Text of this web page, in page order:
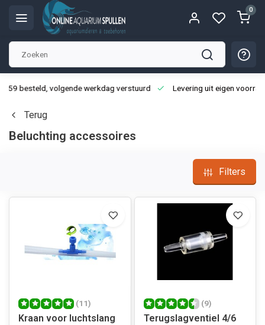
0
besteld, volgende werkdag verstuurd Levering uit eigen
Terug
Beluchting accessoires
Filters
(11)
Kraan voor luchtslang
(9)
Terugslagventiel 4/6